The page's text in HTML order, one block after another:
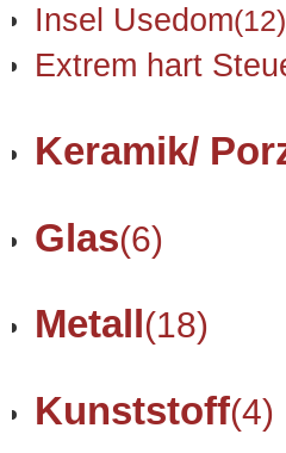
Insel Usedom(12)
Extrem hart
Keramik/
Glas(6)
Metall(18)
Kunststoff(4)